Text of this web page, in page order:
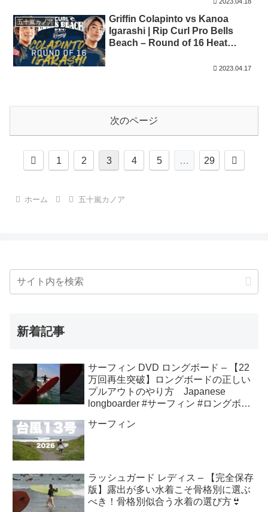
五十嵐カノア
Griffin Colapinto vs Kanoa
Igarashi | Rip Curl Pro Bells
Beach – Round of 16 Heat
2023.04.17
次のページ
前
1 2 3 4 5 … 29
次
ホーム 五十嵐カノア
新着記事
サーフィン DVD ロングボード – 【22
万回再生突破】ロングボードの正しい
プルアウトのやり方 Japanese
longboarder #サーフィン #ロングボー
サーフィン
ラッシュガード レディス – 【完全保存
版】露出が多い水着こそ骨格別に選ぶ
べき！骨格別似合う水着の選び方👙